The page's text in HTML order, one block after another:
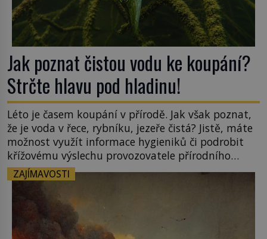
Jak poznat čistou vodu ke koupání?
Strčte hlavu pod hladinu!
Léto je časem koupání v přírodě. Jak však poznat,
že je voda v řece, rybníku, jezeře čistá? Jistě, máte
možnost využít informace hygieniků či podrobit
křížovému výslechu provozovatele přírodního
koupaliště. Existuje ale ještě jiná alternativa. Jaká?
Podívat se pod hladinu a zjistit, kdo si onu
konkrétní vodní lokalitu oblíbil už dávno před
vámi. Říká se jim bioindikátory […]
ZAJÍMAVOSTI